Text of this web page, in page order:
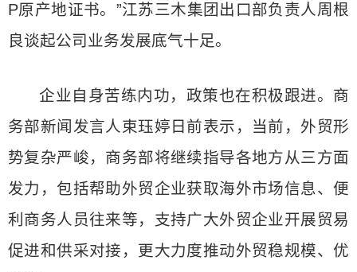
P原产地证书。”江苏三木集团出口部负责人周根
良谈起公司业务发展底气十足。
企业自身苦练内功，政策也在积极跟进。商
务部新闻发言人束珏婷日前表示，当前，外贸形
势复杂严峻，商务部将继续指导各地方从三方面
发力，包括帮助外贸企业获取海外市场信息、便
利商务人员往来等，支持广大外贸企业开展贸易
促进和供采对接，更大力度推动外贸稳规模、优